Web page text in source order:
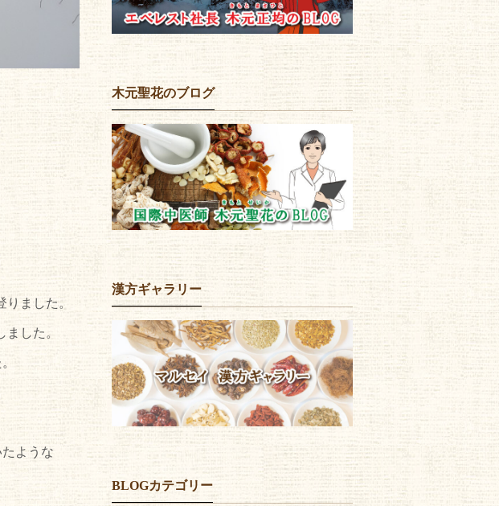
ました。
した。
ような
木元聖花のブログ
漢方ギャラリー
BLOGカテゴリー